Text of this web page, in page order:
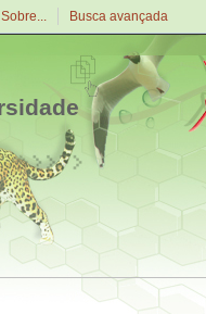
Sobre... Busca avançada